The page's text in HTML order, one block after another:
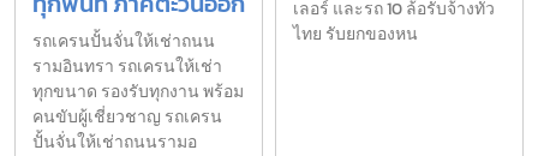
รถเครนปั้นจั่นให้เช่าถนน
รามอินทรา รถเครนให้เช่า
ทุกขนาด รองรับทุกงาน พร้อม
คนขับผู้เชี่ยวชาญ รถเครน
ปั้นจั่นให้เช่าถนนรามอ
เลอร์ และรถ 10 ล้อรับจ้างทั่ว
ไทย รับยกของหน